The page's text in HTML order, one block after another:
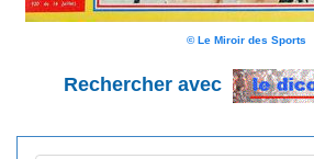
© Le Miroir des Sports
Rechercher avec